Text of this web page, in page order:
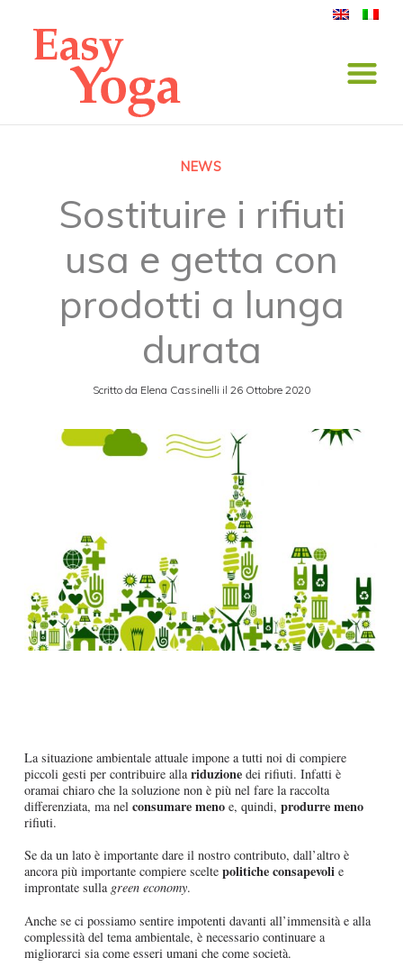
NEWS
Sostituire i rifiuti
usa e getta con
prodotti a lunga
durata
Scritto da Elena Cassinelli il 26 Ottobre 2020
La situazione ambientale attuale impone a tutti noi di compiere
piccoli gesti per contribuire allariduzione dei rifiuti. Infatti è
oramai chiaro che la soluzione non è più nel fare la raccolta
differenziata, ma nelconsumare meno e, quindi,produrre meno
rifiuti.
Se da un lato è importante dare il nostro contributo, dall’altro è
ancora più importante compiere sceltepolitiche consapevoli e
improntate sulla green economy.
Anche se ci possiamo sentire impotenti davanti all’immensità e alla
complessità del tema ambientale, è necessario continuare a
migliorarci sia come esseri umani che come società.